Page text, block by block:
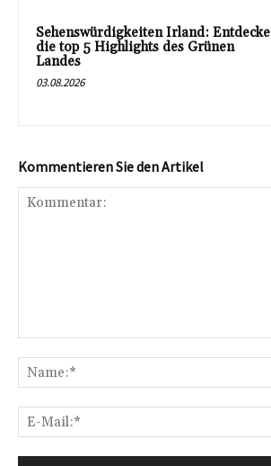
Sehenswürdigkeiten Irland: Entdecke
die top 5 Highlights des Grünen
Landes
03.08.2026
Kommentieren Sie den Artikel